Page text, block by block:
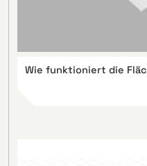
Wie funktioniert die